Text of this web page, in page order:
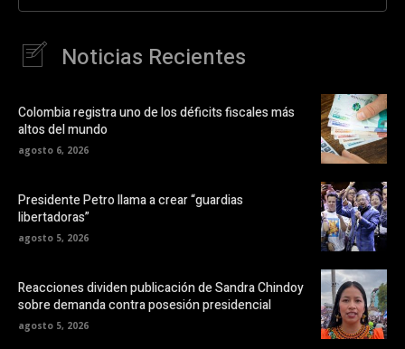
Noticias Recientes
Colombia registra uno de los déficits fiscales más
altos del mundo
agosto 6, 2026
Presidente Petro llama a crear “guardias
libertadoras”
agosto 5, 2026
Reacciones dividen publicación de Sandra Chindoy
sobre demanda contra posesión presidencial
agosto 5, 2026